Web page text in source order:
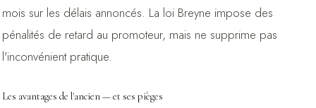
mois sur les délais annoncés. La loi Breyne impose des
pénalités de retard au promoteur, mais ne supprime pas
l'inconvénient pratique.
Les avantages de l'ancien — et ses pièges